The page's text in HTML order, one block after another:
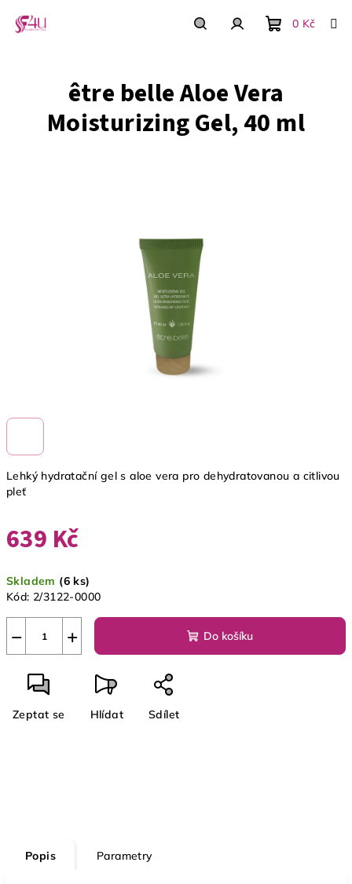
obsah
košík
0 Kč
Lehký hydratační gel s aloe vera pro dehydratovanou a citlivou
pleť
639 Kč
cena:
Skladem (6 ks)
Kód: 2/3122-0000
+
− Do košíku
Zeptat se Hlídat Sdílet
être belle Aloe Vera
Moisturizing Gel, 40 ml
Popis Parametry